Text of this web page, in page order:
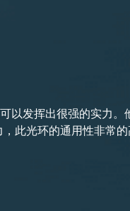
以发挥出很强的实力。
此光环的通用性非常